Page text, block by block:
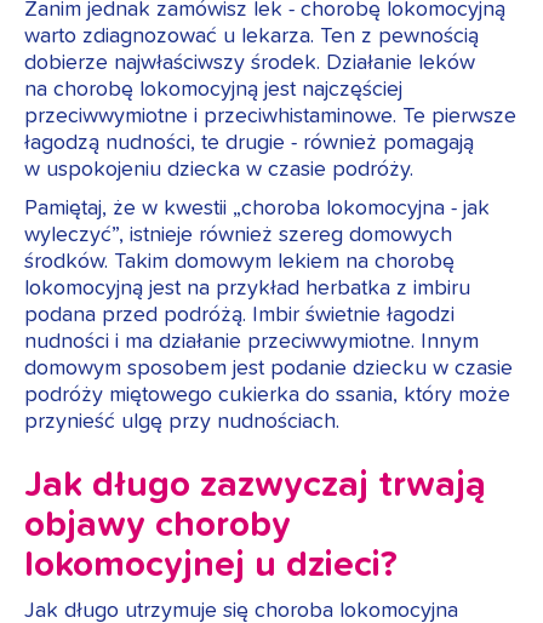
Zanim jednak zamówisz lek - chorobę lokomocyjną
warto zdiagnozować u lekarza. Ten z pewnością
dobierze najwłaściwszy środek. Działanie leków
na chorobę lokomocyjną jest najczęściej
przeciwwymiotne i przeciwhistaminowe. Te pierwsze
łagodzą nudności, te drugie - również pomagają
w uspokojeniu dziecka w czasie podróży.
Pamiętaj, że w kwestii „choroba lokomocyjna - jak
wyleczyć”, istnieje również szereg domowych
środków. Takim domowym lekiem na chorobę
lokomocyjną jest na przykład herbatka z imbiru
podana przed podróżą. Imbir świetnie łagodzi
nudności i ma działanie przeciwwymiotne. Innym
domowym sposobem jest podanie dziecku w czasie
podróży miętowego cukierka do ssania, który może
przynieść ulgę przy nudnościach.
Jak długo zazwyczaj trwają
objawy choroby
lokomocyjnej u dzieci?
Jak długo utrzymuje się choroba lokomocyjna